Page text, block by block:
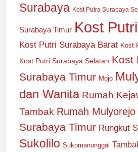
Surabaya Kost Putra Surabaya
Surabaya Timur Kost
Kost Putri Surabaya Barat Kost
Kost Putri Surabaya Selatan Kost
Surabaya Timur Mojo
dan Wanita Rumah
Tambak Rumah Mulyorejo
Surabaya Timur Rungkut
Sukolilo Sukomanunggal